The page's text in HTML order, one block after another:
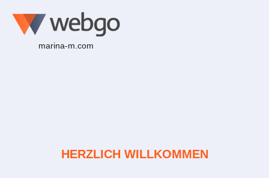
marina-m.com
HERZLICH WILLKOMMEN